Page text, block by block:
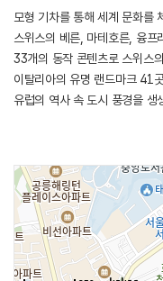
모형 기차를 통해 세계 문화를
스위스의 베른, 마테호른, 융
33개의 동작 콘텐츠로 스위스
이탈리아의 유명 랜드마크 41
유럽의 역사 속 도시 풍경을 생
레버를 직접 조작해 모형 기
열차포, 라운드하우스&턴테이